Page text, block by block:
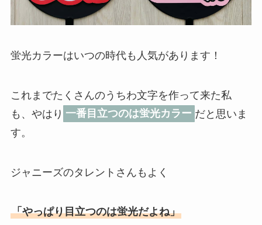
蛍光カラーはいつの時代も人気があります！
これまでたくさんのうちわ文字を作って来た私
も、やはり 一番目立つのは蛍光カラー だと思いま
す。
ジャニーズのタレントさんもよく
「やっぱり目立つのは蛍光だよね」